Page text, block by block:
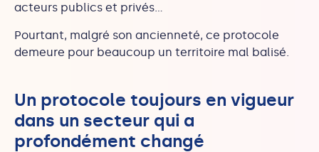
acteurs publics et privés…
Pourtant, malgré son ancienneté, ce protocole
demeure pour beaucoup un territoire mal balisé.
Un protocole toujours en vigueur
dans un secteur qui a
profondément changé